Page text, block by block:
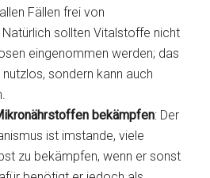
Fällen frei von
sollten Vitalstoffe nicht
eingenommen werden; das
sondern kann auch
bekämpfen: Der
ist imstande, viele
zu bekämpfen, wenn er sonst